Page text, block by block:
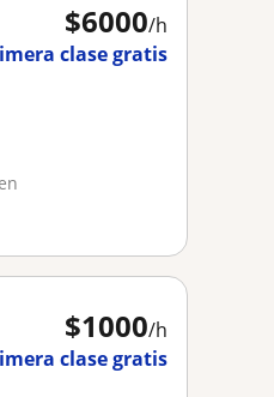
$6000/h
clase gratis
$1000/h
clase gratis